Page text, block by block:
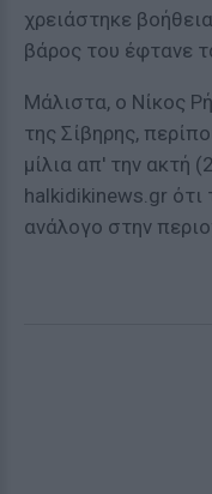
χρειάστηκε
βάρος του έφτανε
Μάλιστα, ο Νίκος
της Σίβηρης,
μίλια απ' την ακτή
halkidikinews.gr ότι
ανάλογο στην